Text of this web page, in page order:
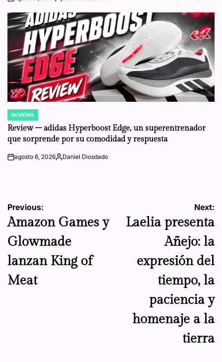
POSTED
IN
REVIEWS
Review – adidas Hyperboost Edge, un superentrenador
que sorprende por su comodidad y respuesta
onagosto 6, 2026Posted
Daniel Diosdado
Navegación
de
entradas
Previous:
Amazon Games y
Glowmade
lanzan King of
Meat
Next:
Laelia presenta
Añejo: la
expresión del
tiempo, la
paciencia y
homenaje a la
tierra